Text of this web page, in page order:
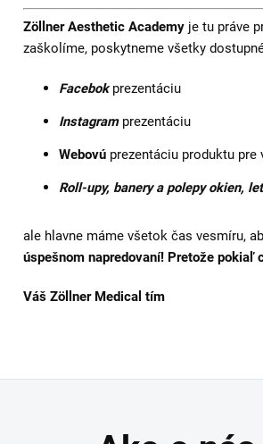
Zöllner Aesthetic Academy je tu práve
zaškolíme, poskytneme všetky
Facebokprezentáciu
Instagramprezentáciu
Webovú prezentáciu produktu pre
Roll-upy, banery a polepy okien,
ale hlavne máme všetok čas vesmíru,
úspešnom napredovaní! Pretože pokiaľ
Váš Zöllner Medical tím